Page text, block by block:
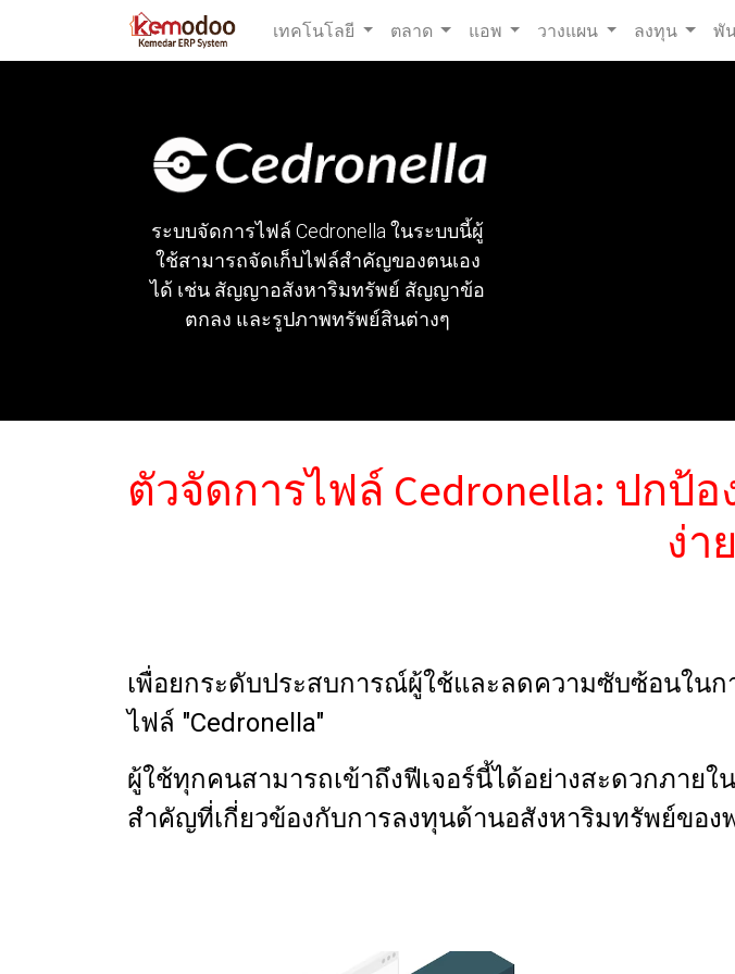
เทคโนโลยี ตลาด แอพ วางแผน ลงทุน พั
ระบบจัดการไฟล์ Cedronella ในระบบนี้ผู้
ใช้สามารถจัดเก็บไฟล์สำคัญของตนเอง
ได้ เช่น สัญญาอสังหาริมทรัพย์ สัญญาข้อ
ตกลง และรูปภาพทรัพย์สินต่างๆ
ตัวจัดการไฟล์ Cedronella: ปก
ง่า
เพื่อยกระดับประสบการณ์ผู้ใช้และลดความซับซ้อนในก
ไฟล์ "Cedronella"
ผู้ใช้ทุกคนสามารถเข้าถึงฟีเจอร์นี้ได้อย่างสะดวกภาย
สำคัญที่เกี่ยวข้องกับการลงทุนด้านอสังหาริมทรัพย์ของ